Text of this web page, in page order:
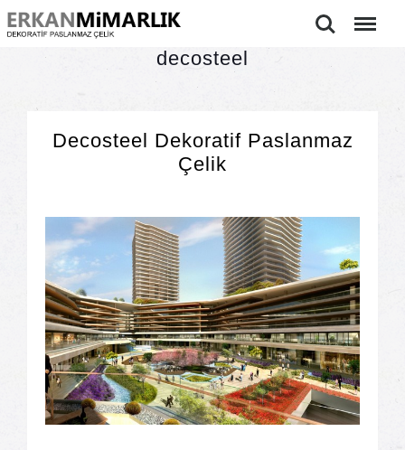
Ara Menu
decosteel
Decosteel Dekoratif Paslanmaz
Çelik